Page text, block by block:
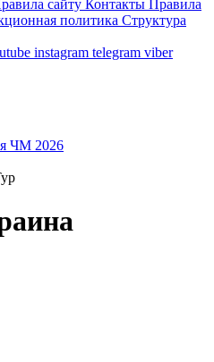
сайту Контакты Правила
политика Структура
instagram telegram viber
ЧМ 2026